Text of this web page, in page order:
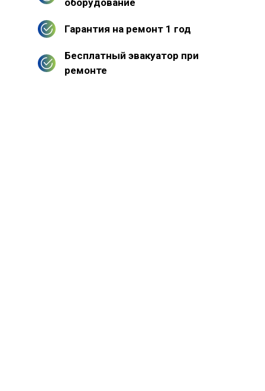
Гарантия на ремонт 1 год
Бесплатный эвакуатор при
ремонте